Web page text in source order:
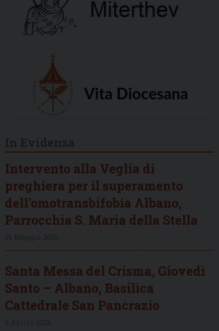
Intervento alla Veglia di
preghiera per il superamento
dell’omotransbifobia Albano,
Parrocchia S. Maria della Stella
Santa Messa del Crisma, Giovedì
Santo – Albano, Basilica
Cattedrale San Pancrazio